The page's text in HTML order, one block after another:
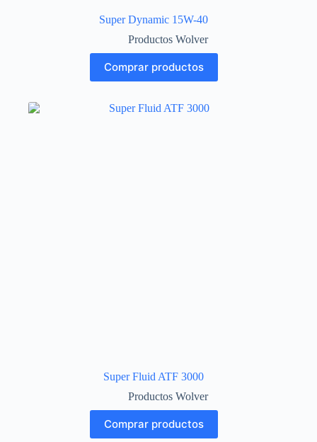
Super Dynamic 15W-40
Productos Wolver
Comprar productos
Super Fluid ATF 3000
Productos Wolver
Comprar productos